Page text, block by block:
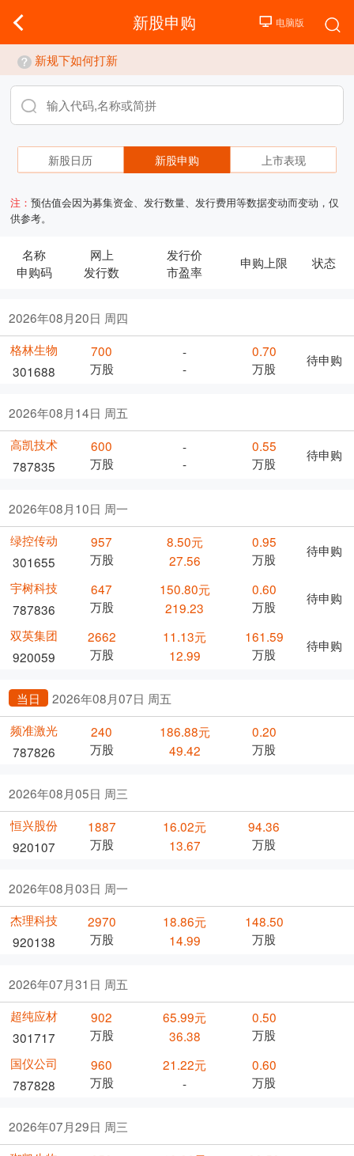
新股申购
新规下如何打新
新股日历 新股申购 上市表现
注：预估值会因为募集资金、发行数量、发行费用等数据变动而变动，仅
供参考。
名称
申购码
网上
发行数
发行价
市盈率
申购上限 状态
2026年08月20日 周四
格林生物
301688
700
万股
-
-
0.70
万股
待申购
2026年08月14日 周五
高凯技术
787835
600
万股
-
-
0.55
万股
待申购
2026年08月10日 周一
绿控传动
301655
957
万股
8.50元
27.56
0.95
万股
待申购
宇树科技
787836
647
万股
150.80元
219.23
0.60
万股
待申购
双英集团
920059
2662
万股
11.13元
12.99
161.59
万股
待申购
当日
2026年08月07日 周五
频准激光
787826
240
万股
186.88元
49.42
0.20
万股
2026年08月05日 周三
恒兴股份
920107
1887
万股
16.02元
13.67
94.36
万股
2026年08月03日 周一
杰理科技
920138
2970
万股
18.86元
14.99
148.50
万股
2026年07月31日 周五
超纯应材
301717
902
万股
65.99元
36.38
0.50
万股
国仪公司
787828
960
万股
21.22元
-
0.60
万股
2026年07月29日 周三